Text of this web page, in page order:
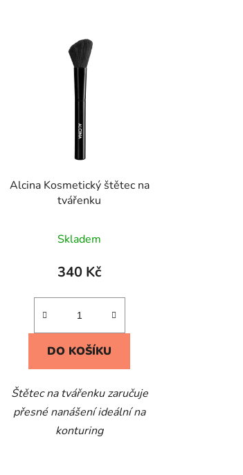
Alcina Kosmetický štětec na
tvářenku
Skladem
340 Kč
DO KOŠÍKU
Štětec na tvářenku zaručuje
přesné nanášení ideální na
konturing